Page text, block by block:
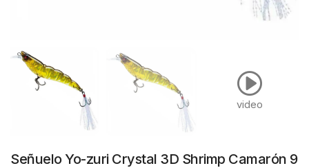
video
Señuelo Yo-zuri Crystal 3D Shrimp Camarón 9